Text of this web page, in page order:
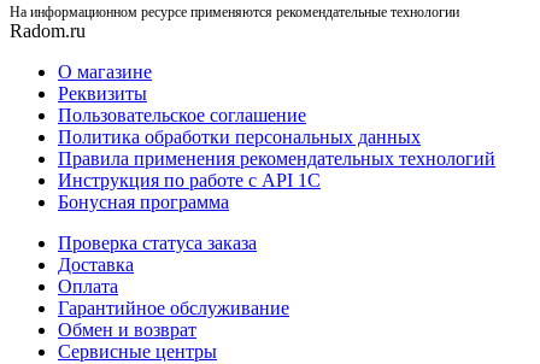
На информационном ресурсе применяются рекомендательные технологии
Radom.ru
О магазине
Реквизиты
Пользовательское соглашение
Политика обработки персональных данных
Правила применения рекомендательных технологий
Инструкция по работе с API 1C
Бонусная программа
Проверка статуса заказа
Доставка
Оплата
Гарантийное обслуживание
Обмен и возврат
Сервисные центры